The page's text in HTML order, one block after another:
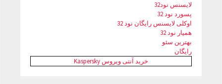
لایسنس نود32
پسورد نود 32
اوکلی لایسنس رایگان نود 32
همیار نود 32
بهترین سئو
رایگان
خرید آنتی ویروس Kaspersky